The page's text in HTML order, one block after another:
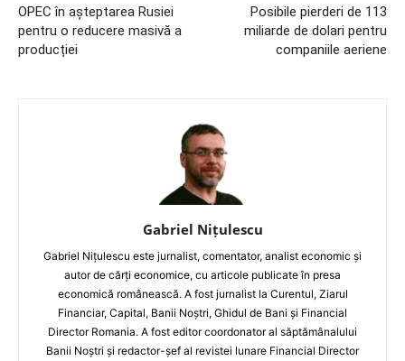
OPEC în așteptarea Rusiei
pentru o reducere masivă a
producției
Posibile pierderi de 113
miliarde de dolari pentru
companiile aeriene
Gabriel Nițulescu
Gabriel Nițulescu este jurnalist, comentator, analist economic și
autor de cărți economice, cu articole publicate în presa
economică românească. A fost jurnalist la Curentul, Ziarul
Financiar, Capital, Banii Noștri, Ghidul de Bani și Financial
Director Romania. A fost editor coordonator al săptămânalului
Banii Noștri și redactor-șef al revistei lunare Financial Director